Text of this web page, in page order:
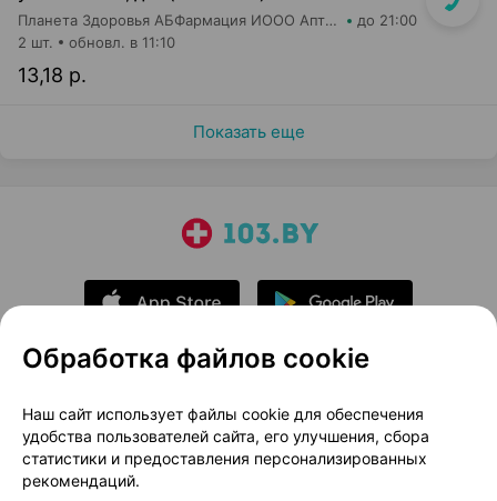
Планета Здоровья АБФармация ИООО Аптека №14 до 21:00
13,18 р.
2 шт. обновл. в 11:10
Показать еще
О проекте
Новости проекта
Размещение рекламы
Медицинский маркетинг
Публичный договор
Доставка
Обработка файлов cookie
Наш сайт использует файлы cookie для обеспечения
удобства пользователей сайта, его улучшения, сбора
статистики и предоставления персонализированных
рекомендаций.